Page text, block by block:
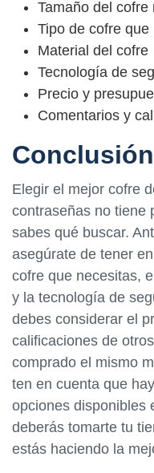
Tamaño del cofre
Tipo de cofre que
Material del cofre
Tecnología de
Precio y
Comentarios y
Conclusión
Elegir el mejor cofre
contraseñas no tiene
sabes qué buscar.
asegúrate de tener
cofre que necesitas,
y la tecnología de
debes considerar el
calificaciones de
comprado el mismo
ten en cuenta que
opciones disponibles
deberás tomarte tu
estás haciendo la